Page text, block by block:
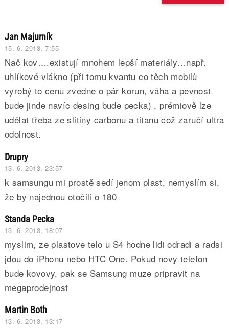
Jan Majurník
15. 6. 2013, 7:55
Nač kov….existují mnohem lepší materiály…např.
uhlíkové vlákno (při tomu kvantu co těch mobilů
vyrobý to cenu zvedne o pár korun, váha a pevnost
bude jinde navíc desing bude pecka) , prémiově lze
udělat třeba ze slitiny carbonu a titanu což zaručí ultra
odolnost.
Drupry
13. 6. 2013, 23:57
k samsungu mi prostě sedí jenom plast, nemyslím si,
že by najednou otočili o 180
Standa Pecka
13. 6. 2013, 18:07
myslim, ze plastove telo u S4 hodne lidi odradi a radsi
jdou do iPhonu nebo HTC One. Pokud novy telefon
bude kovovy, pak se Samsung muze pripravit na
megaprodejnost
Martin Both
13. 6. 2013, 13:17